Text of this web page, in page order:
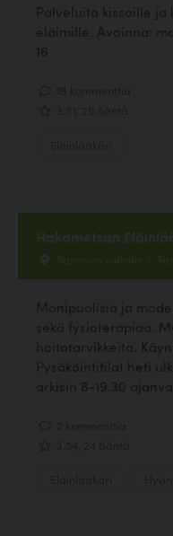
Palveluita kissoille ja
eläimille. Avoinna:
16
Hakametsän
Sammon valtatie 7,
Monipuolisia ja
sekä fysioterapiaa.
hoitotarvikkeita.
Pysäköintitilat heti
arkisin 8-19.30